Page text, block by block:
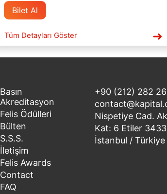
Bilet Al
Tüm Detayları Göster
Basın
Akreditasyon
Felis Ödülleri
Bülten
S.S.S.
İletişim
Felis Awards
Contact
FAQ
+90 (212) 282
Nispetiye Cad.
Kat: 6 Etiler
İstanbul / Türkiye